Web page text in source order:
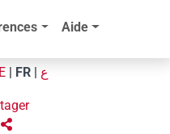
Aide
FR ع